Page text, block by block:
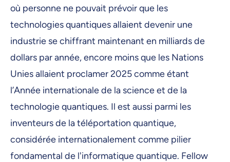
où personne ne pouvait prévoir que les
technologies quantiques allaient devenir une
industrie se chiffrant maintenant en milliards de
dollars par année, encore moins que les Nations
Unies allaient proclamer 2025 comme étant
l’Année internationale de la science et de la
technologie quantiques. Il est aussi parmi les
inventeurs de la téléportation quantique,
considérée internationalement comme pilier
fondamental de l'informatique quantique. Fellow